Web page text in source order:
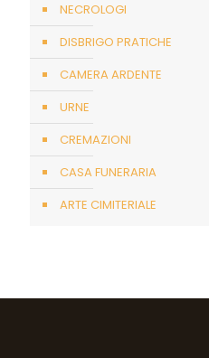
NECROLOGI
DISBRIGO PRATICHE
CAMERA ARDENTE
URNE
CREMAZIONI
CASA FUNERARIA
ARTE CIMITERIALE